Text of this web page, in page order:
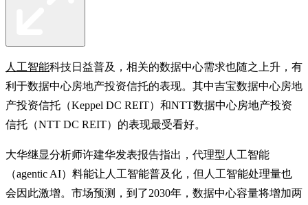
人工智能科技日益普及，相关的数据中心需求也随之上升，有
利于数据中心房地产投资信托的表现。其中吉宝数据中心房地
产投资信托（Keppel DC REIT）和NTT数据中心房地产投资
信托（NTT DC REIT）的表现最受看好。
大华继显分析师许建华发表报告指出，代理型人工智能
（agentic AI）料能让人工智能普及化，但人工智能处理量也
会因此激增。市场预测，到了2030年，数据中心容量将增加两